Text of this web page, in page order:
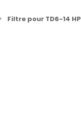
Filtre pour TD6-14 HP